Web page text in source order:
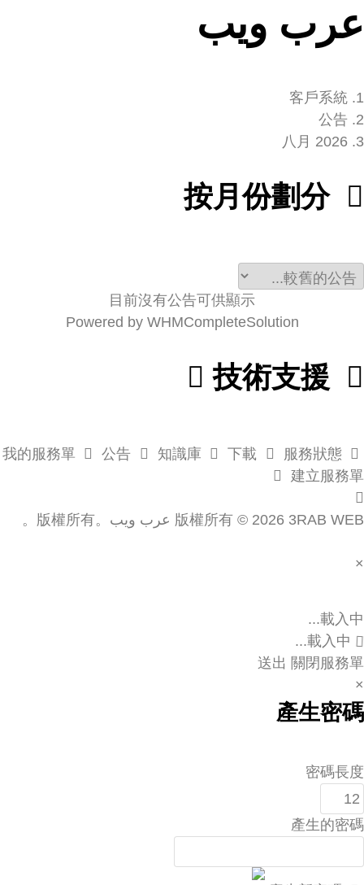
عرب ويب
客戶系統
公告
八月 2026
按月份劃分
目前沒有公告可供顯示
Powered by WHMCompleteSolution
公告 知識庫 下載
服務狀態
建立服務單
版權所有 © 2026 3RAB WEB عرب ويب。版權所有。
×
服
務
單
載入中...
關閉服務單
送出
×
產生密碼
密碼長度
產生的密碼